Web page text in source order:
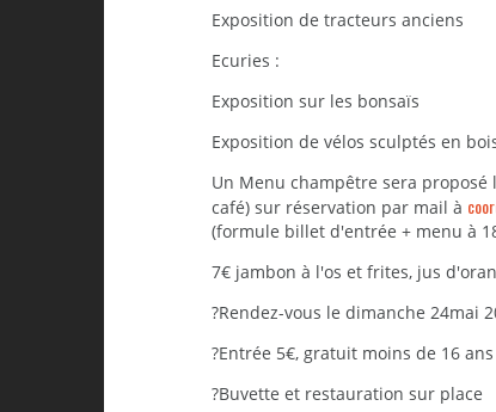
Exposition de tracteurs anciens
Ecuries :
Exposition sur les bonsaïs
Exposition de vélos sculptés en
Un Menu champêtre sera
café) sur réservation par mail à
(formule billet d'entrée + menu à
7€ jambon à l'os et frites, jus
?Rendez-vous le dimanche 24mai
?Entrée 5€, gratuit moins de 16 ans
?Buvette et restauration sur place